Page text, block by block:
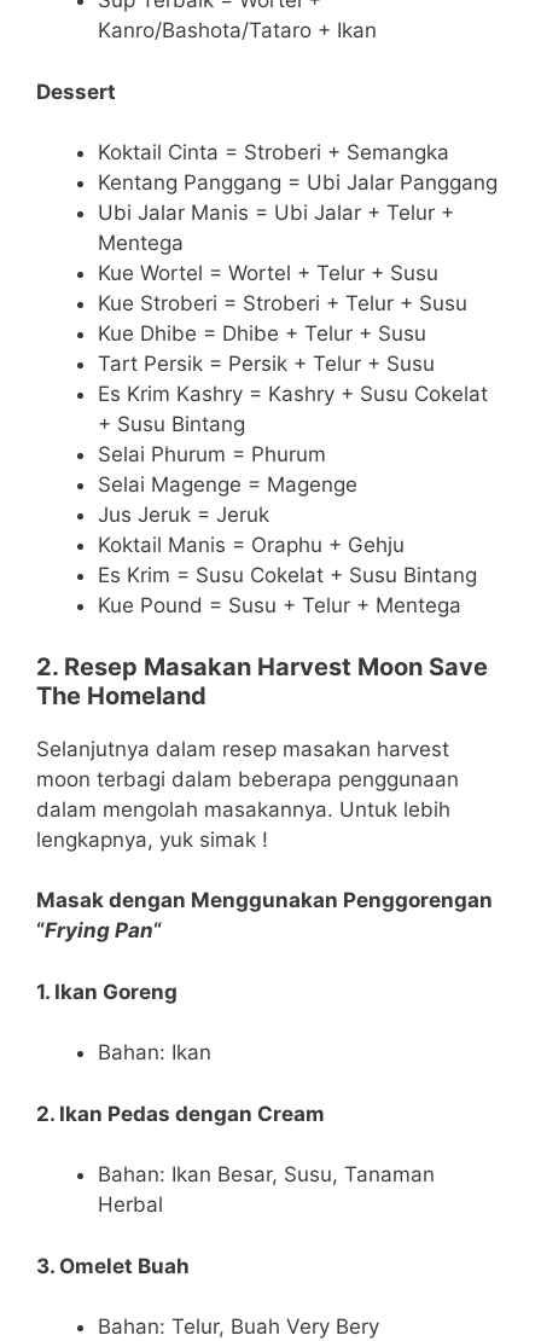
Kanro/Bashota/Tataro + Ikan
Dessert
Koktail Cinta = Stroberi + Semangka
Kentang Panggang = Ubi Jalar Panggang
Ubi Jalar Manis = Ubi Jalar + Telur +
Mentega
Kue Wortel = Wortel + Telur + Susu
Kue Stroberi = Stroberi + Telur + Susu
Kue Dhibe = Dhibe + Telur + Susu
Tart Persik = Persik + Telur + Susu
Es Krim Kashry = Kashry + Susu Cokelat
+ Susu Bintang
Selai Phurum = Phurum
Selai Magenge = Magenge
Jus Jeruk = Jeruk
Koktail Manis = Oraphu + Gehju
Es Krim = Susu Cokelat + Susu Bintang
Kue Pound = Susu + Telur + Mentega
2. Resep Masakan Harvest Moon Save
The Homeland
Selanjutnya dalam resep masakan harvest
moon terbagi dalam beberapa penggunaan
dalam mengolah masakannya. Untuk lebih
lengkapnya, yuk simak !
Masak dengan Menggunakan Penggorengan
“Frying Pan“
1. Ikan Goreng
Bahan: Ikan
2. Ikan Pedas dengan Cream
Bahan: Ikan Besar, Susu, Tanaman
Herbal
3. Omelet Buah
Bahan: Telur, Buah Very Bery